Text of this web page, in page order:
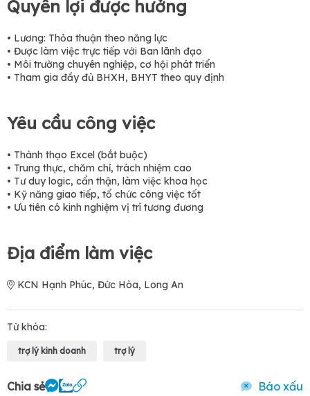
Quyền lợi được hưởng
• Lương: Thỏa thuận theo năng lực
• Được làm việc trực tiếp với Ban lãnh đạo
• Môi trường chuyên nghiệp, cơ hội phát triển
• Tham gia đầy đủ BHXH, BHYT theo quy định
Yêu cầu công việc
• Thành thạo Excel (bắt buộc)
• Trung thực, chăm chỉ, trách nhiệm cao
• Tư duy logic, cẩn thận, làm việc khoa học
• Kỹ năng giao tiếp, tổ chức công việc tốt
• Ưu tiên có kinh nghiệm vị trí tương đương
Địa điểm làm việc
KCN Hạnh Phúc, Đức Hòa, Long An
Từ khóa:
trợ lý kinh doanh trợ lý
Chia sẻ Báo xấu